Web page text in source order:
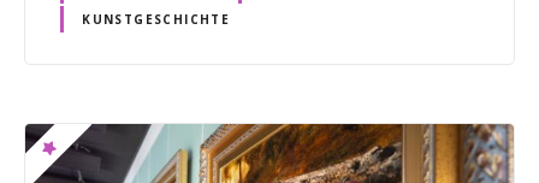
KUNSTGESCHICHTE